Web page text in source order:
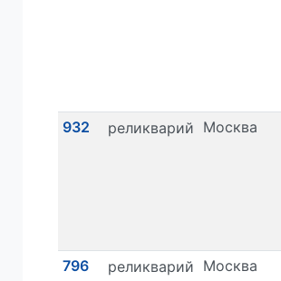
932 реликварий Москва
796 реликварий Москва